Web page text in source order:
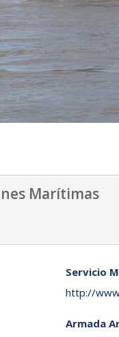
Marítimas
Servicio
http://
Armada